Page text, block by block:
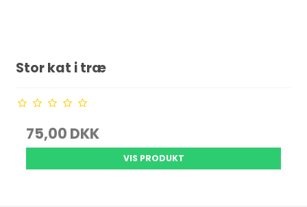
Stor kat i træ
75,00 DKK
VIS PRODUKT